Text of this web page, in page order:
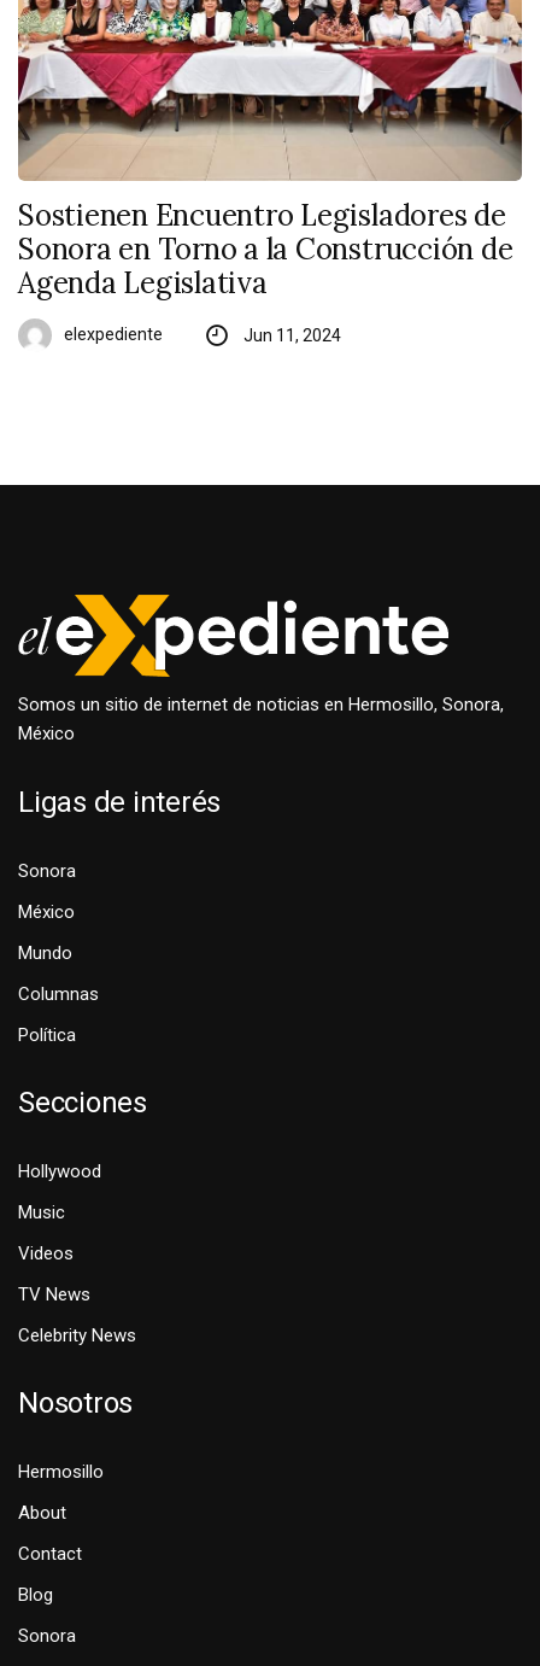
Sostienen Encuentro Legisladores de
Sonora en Torno a la Construcción de
Agenda Legislativa
elexpediente Jun 11, 2024
Somos un sitio de internet de noticias en Hermosillo, Sonora,
México
Ligas de interés
Sonora
México
Mundo
Columnas
Política
Secciones
Hollywood
Music
Videos
TV News
Celebrity News
Nosotros
Hermosillo
About
Contact
Blog
Sonora